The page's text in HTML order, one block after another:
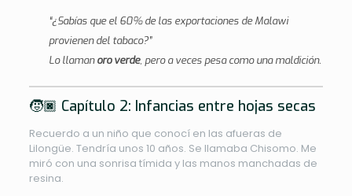
“¿Sabías que el 60% de las exportaciones de Malawi
provienen del tabaco?”
Lo llamanoro verde, pero a veces pesa como una maldición.
🧒🏿 Capítulo 2: Infancias entre hojas secas
Recuerdo a un niño que conocí en las afueras de
Lilongüe. Tendría unos 10 años. Se llamaba Chisomo. Me
miró con una sonrisa tímida y las manos manchadas de
resina.